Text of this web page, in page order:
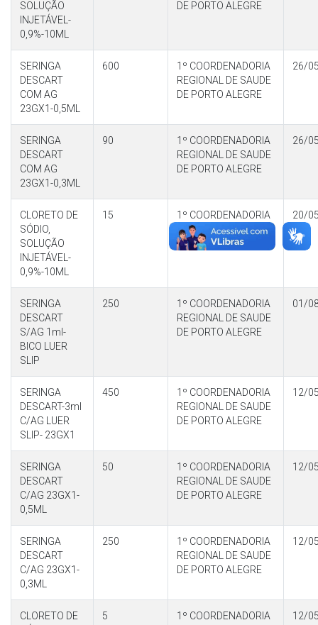
SOLUÇÃO
INJETÁVEL-
0,9%-10ML
DE PORTO ALEGRE
SERINGA
DESCART
COM AG
23GX1-0,5ML
600
1º COORDENADORIA
REGIONAL DE SAUDE
DE PORTO ALEGRE
26/
SERINGA
DESCART
COM AG
23GX1-0,3ML
90
1º COORDENADORIA
REGIONAL DE SAUDE
DE PORTO ALEGRE
26/
CLORETO DE
SÓDIO,
SOLUÇÃO
INJETÁVEL-
0,9%-10ML
15
1º COORDENADORIA
REGIONAL DE SAUDE
DE PORTO ALEGRE
20/
SERINGA
DESCART
S/AG 1ml-
BICO LUER
SLIP
250
1º COORDENADORIA
REGIONAL DE SAUDE
DE PORTO ALEGRE
01/
SERINGA
DESCART-3ml
C/AG LUER
SLIP- 23GX1
450
1º COORDENADORIA
REGIONAL DE SAUDE
DE PORTO ALEGRE
12/
SERINGA
DESCART
C/AG 23GX1-
0,5ML
50
1º COORDENADORIA
REGIONAL DE SAUDE
DE PORTO ALEGRE
12/
SERINGA
DESCART
C/AG 23GX1-
0,3ML
250
1º COORDENADORIA
REGIONAL DE SAUDE
DE PORTO ALEGRE
12/
CLORETO DE
5
1º COORDENADORIA
12/